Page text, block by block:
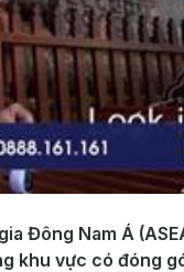
Đông Nam Á
khu vực có đóng